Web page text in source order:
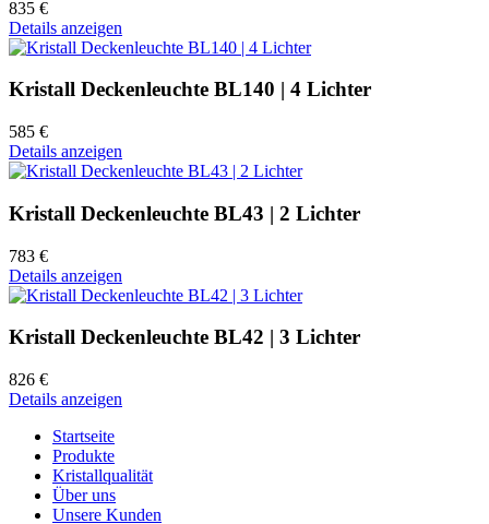
835 €
Details anzeigen
Kristall Deckenleuchte BL140 | 4 Lichter
585 €
Details anzeigen
Kristall Deckenleuchte BL43 | 2 Lichter
783 €
Details anzeigen
Kristall Deckenleuchte BL42 | 3 Lichter
826 €
Details anzeigen
Startseite
Produkte
Kristallqualität
Über uns
Unsere Kunden